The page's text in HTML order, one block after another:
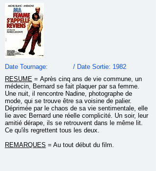
Date Tournage: / Date Sortie: 1982
RESUME = Après cinq ans de vie commune, un
médecin, Bernard se fait plaquer par sa femme.
Une nuit, il rencontre Nadine, photographe de
mode, qui se trouve être sa voisine de palier.
Déprimée par le chaos de sa vie sentimentale, elle
lie avec Bernard une réelle complicité. Un soir, leur
amitié dérape, ils se retrouvent dans le même lit.
Ce qu'ils regrettent tous les deux.
REMARQUES = Au tout début du film.